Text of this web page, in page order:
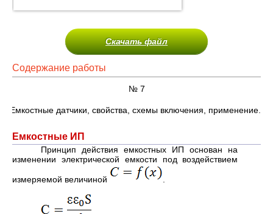
Скачать файл
Содержание работы
№ 7
Емкостные датчики, свойства, схемы включения, применение.
Емкостные ИП
Принцип действия емкостных ИП основан на
изменении электрической емкости под воздействием
измеряемой величиной